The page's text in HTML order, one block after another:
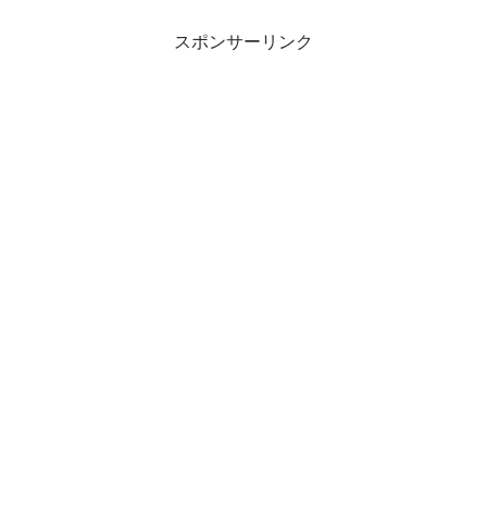
スポンサーリンク